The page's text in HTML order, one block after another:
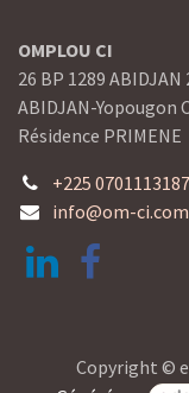
OMPLOU CI
26 BP 1289 ABIDJAN
ABIDJAN-Yopougon
Résidence PRIMENE
+225 0701113187
info@om-ci.com
Copyright ©